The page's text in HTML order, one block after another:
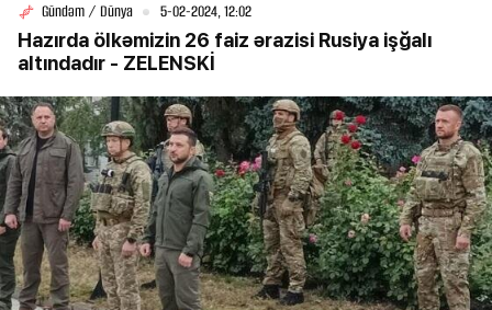
Gündəm / Dünya 5-02-2024, 12:02
Hazırda ölkəmizin 26 faiz ərazisi Rusiya işğalı
altındadır - ZELENSKİ